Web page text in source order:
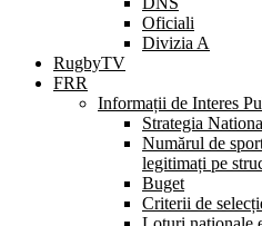
Oficiali
Divizia A
RugbyTV
FRR
Informații de Interes
Strategia
Numărul de
legitimați pe
Buget
Criterii de